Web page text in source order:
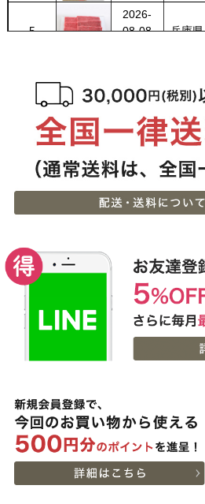
5
2026-
08-08
兵庫県
08-08
13:42:00
大阪府
2026-
08-08
13:41:00
兵庫県
2026-
08-08
02:17:00
愛知県
9
23:49:00
2026-
08-07
18:25:00
新潟県
11
08-07
大阪府
12
08-07
東京都
2026-
08-07
10:54:00
兵庫県